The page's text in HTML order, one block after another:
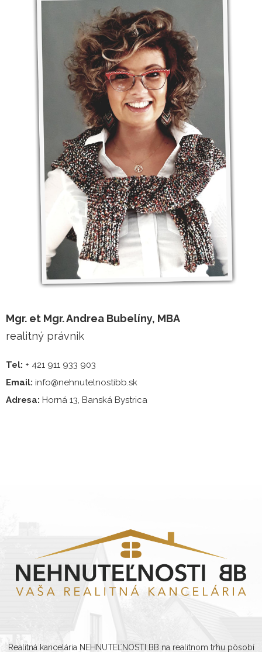
Mgr. et Mgr. Andrea Bubelíny, MBA
realitný právnik
Tel: + 421 911 933 903
Email: info@nehnutelnostibb.sk
Adresa: Horná 13, Banská Bystrica
Realitná kancelária NEHNUTEĽNOSTI BB na realitnom trhu pôsobí